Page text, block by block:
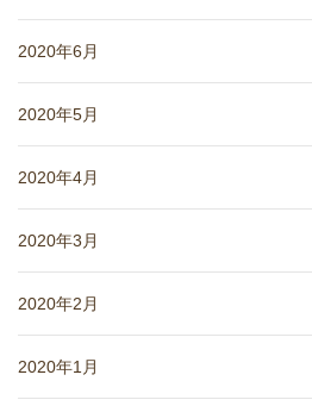
2020年6月
2020年5月
2020年4月
2020年3月
2020年2月
2020年1月